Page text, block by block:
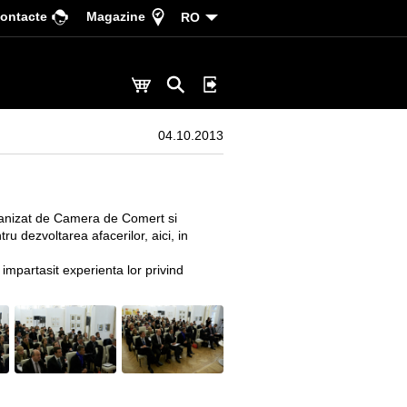
Magazine RO
04.10.2013
de Camera de Comert si
dezvoltarea afacerilor, aici, in
experienta lor privind